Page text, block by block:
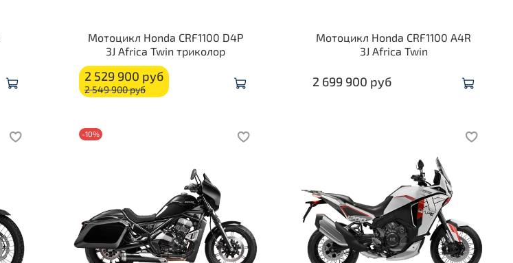
Мотоцикл Honda CRF1100 D4P
3J Africa Twin триколор
2 529 900 руб
2 549 900 руб
Мотоцикл Honda CRF1100 A4R
3J Africa Twin
2 699 900 руб
-10%